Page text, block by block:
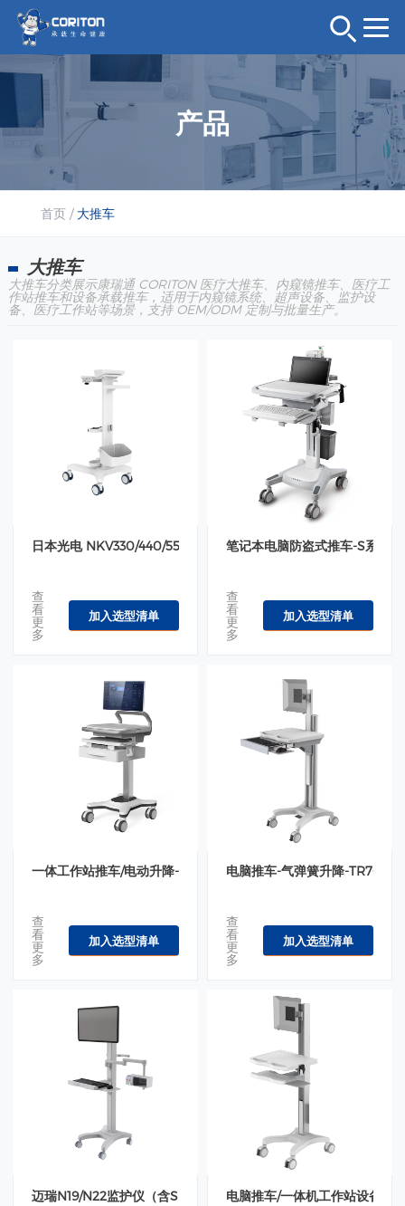
产品
首页/ 大推车
大推车
大推车分类展示康瑞通 CORITON 医疗大推车、内窥镜推车、医疗工
作站推车和设备承载推车，适用于内窥镜系统、超声设备、监护设
备、医疗工作站等场景，支持 OEM/ODM 定制与批量生产。
日本光电 NKV330/440/550呼吸机推车-TR700-17200
查
看
更
多
加入选型清单
笔记本电脑防盗式推车-S系底
查
看
更
多
加入选型清单
一体工作站推车/电动升降-D系底座高承重-SUN860-16017
查
看
更
多
加入选型清单
电脑推车-气弹簧升降-TR700-
查
看
更
多
加入选型清单
迈瑞N19/N22监护仪（含SMR解决方案）-移动推车-TR700
电脑推车/一体机工作站设备